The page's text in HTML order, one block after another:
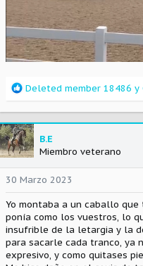
R
a
c
c
i
n
e
s
:
Deleted member 18486 y
B.E
Miembro veterano
30 Marzo 2023
Yo montaba a un caballo
ponía como los vuestros, lo
insufrible de la letargia y la
para sacarle cada tranco, ya
expresivo, y como quitases